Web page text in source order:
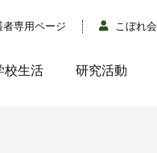
専用ページ こぼれ会
校生活 研究活動